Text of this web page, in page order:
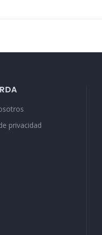
privacidad